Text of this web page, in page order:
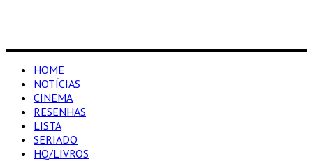
HOME
NOTÍCIAS
CINEMA
RESENHAS
LISTA
SERIADO
HQ/LIVROS